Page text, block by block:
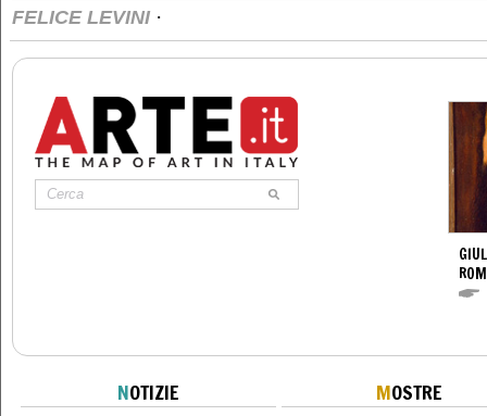
FELICE LEVINI ·
NOTIZIE MOSTRE